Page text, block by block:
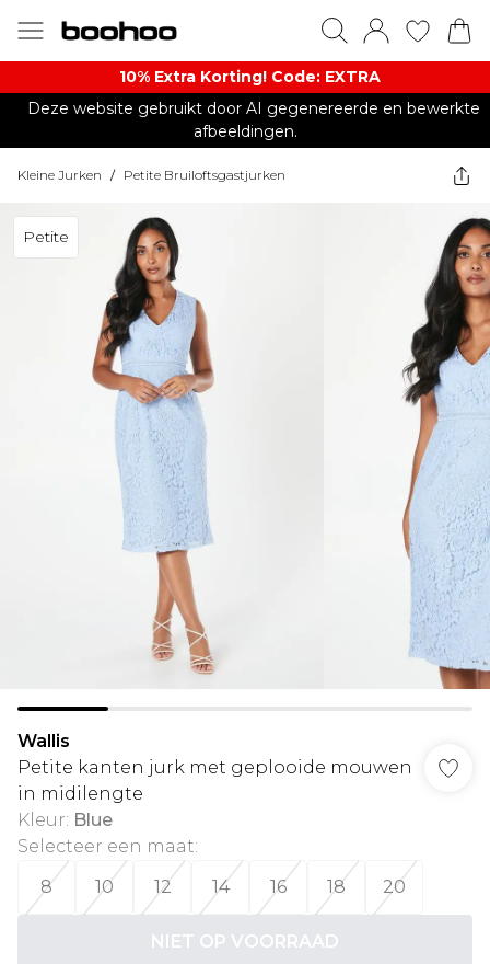
10% Extra Korting! Code: EXTRA​
Deze website gebruikt door AI gegenereerde en bewerkte
afbeeldingen.
Kleine Jurken / Petite Bruiloftsgastjurken
Petite
Wallis
Petite kanten jurk met geplooide mouwen
in midilengte
Kleur: Blue
Selecteer een maat:
8
10 12 14 16 18 20
NIET OP VOORRAAD